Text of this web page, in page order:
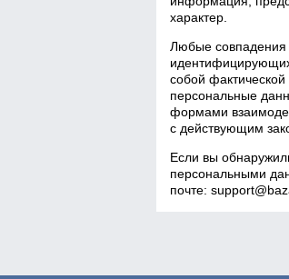
характер.
Любые совпадения
собой
персональные
формами
с действующим
Если вы
персональными
почте: